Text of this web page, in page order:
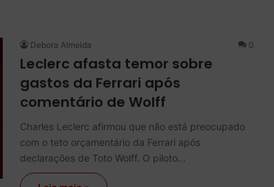
Debora Almeida 0
Leclerc afasta temor sobre
gastos da Ferrari após
comentário de Wolff
Charles Leclerc afirmou que não está preocupado
com o teto orçamentário da Ferrari após
declarações de Toto Wolff. O piloto…